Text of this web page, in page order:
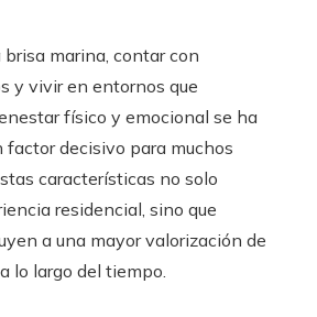
marina, contar con
y vivir en entornos que
físico y emocional se ha
factor decisivo para muchos
características no solo
residencial, sino que
a una mayor valorización de
lo largo del tiempo.